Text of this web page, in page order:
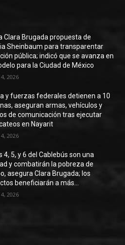
Clara Brugada propuesta de
Sheinbaum para transparentar
pública; indicó que se avanza en
para la Ciudad de México
2026
y fuerzas federales detienen a 10
aseguran armas, vehículos y
de comunicación tras ejecutar
en Nayarit
2026
4, 5, y 6 del Cablebús son una
y combatirán la pobreza de
asegura Clara Brugada; los
beneficiarán a más...
2026